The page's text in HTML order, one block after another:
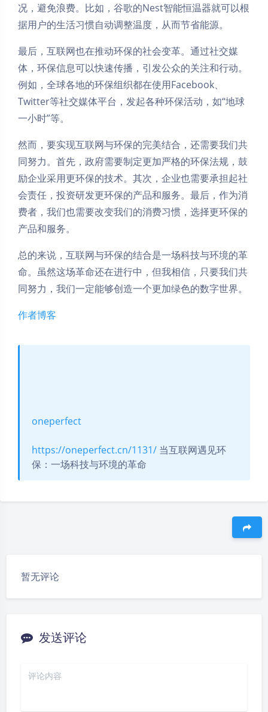
况，避免浪费。比如，谷歌的Nest智能恒温器就可以根
据用户的生活习惯自动调整温度，从而节省能源。
最后，互联网也在推动环保的社会变革。通过社交媒
体，环保信息可以快速传播，引发公众的关注和行动。
例如，全球各地的环保组织都在使用Facebook、
Twitter等社交媒体平台，发起各种环保活动，如“地球
一小时”等。
然而，要实现互联网与环保的完美结合，还需要我们共
同努力。首先，政府需要制定更加严格的环保法规，鼓
励企业采用更环保的技术。其次，企业也需要承担起社
会责任，投资研发更环保的产品和服务。最后，作为消
费者，我们也需要改变我们的消费习惯，选择更环保的
产品和服务。
总的来说，互联网与环保的结合是一场科技与环境的革
命。虽然这场革命还在进行中，但我相信，只要我们共
同努力，我们一定能够创造一个更加绿色的数字世界。
作者博客
oneperfect
https://oneperfect.cn/1131/ 当互联网遇见环
保：一场科技与环境的革命
暂无评论
发送评论